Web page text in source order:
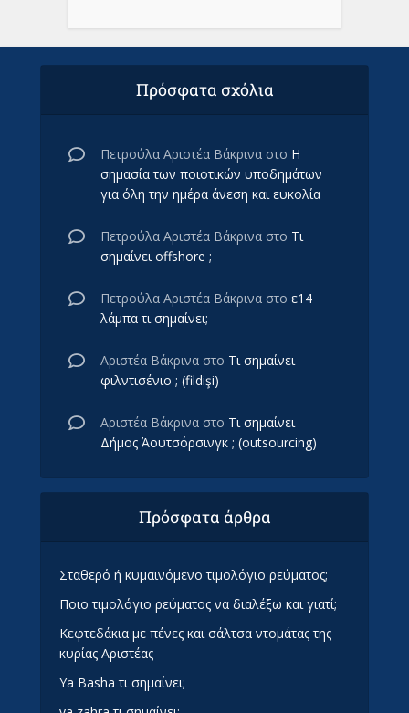
Πρόσφατα σχόλια
Πετρούλα Αριστέα Βάκρινα στο Η
σημασία των ποιοτικών υποδημάτων
για όλη την ημέρα άνεση και ευκολία
Πετρούλα Αριστέα Βάκρινα στο Τι
σημαίνει offshore ;
Πετρούλα Αριστέα Βάκρινα στο ε14
λάμπα τι σημαίνει;
Αριστέα Βάκρινα στο Τι σημαίνει
φιλντισένιο ; (fildişi)
Αριστέα Βάκρινα στο Τι σημαίνει
Δήμος Άουτσόρσινγκ ; (outsourcing)
Πρόσφατα άρθρα
Σταθερό ή κυμαινόμενο τιμολόγιο ρεύματος;
Ποιο τιμολόγιο ρεύματος να διαλέξω και γιατί;
Κεφτεδάκια με πένες και σάλτσα ντομάτας της
κυρίας Αριστέας
Ya Basha τι σημαίνει;